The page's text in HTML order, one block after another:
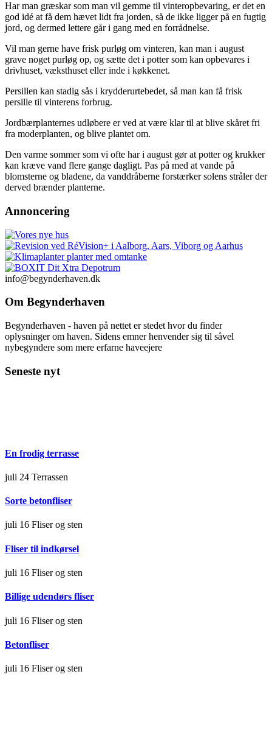
Har man græskar som man vil gemme til vinteropbevaring, er det en
god idé at få dem hævet lidt fra jorden, så de ikke ligger på en fugtig
jord, og dermed lettere går i gang med en forrådnelse.
Vil man gerne have frisk purløg om vinteren, kan man i august
grave noget purløg op, og sætte det i potter som kan opbevares i
drivhuset, væksthuset eller inde i køkkenet.
Persillen kan stadig sås i krydderurtebedet, så man kan få frisk
persille til vinterens forbrug.
Jordbærplanternes udløbere er ved at være klar til at blive skåret fri
fra moderplanten, og blive plantet om.
Den varme sommer som vi ofte har i august gør at potter og krukker
kan kræve vand flere gange dagligt. Pas på med at vande på
blomsterne og bladene, da vanddråberne forstærker solens stråler der
derved brænder planterne.
Annoncering
info@begynderhaven.dk
Om Begynderhaven
Begynderhaven - haven på nettet er stedet hvor du finder
oplysninger om haven. Sidens emner henvender sig til såvel
nybegyndere som mere erfarne haveejere
Seneste nyt
En frodig terrasse
juli 24 Terrassen
Sorte betonfliser
juli 16 Fliser og sten
Fliser til indkørsel
juli 16 Fliser og sten
Billige udendørs fliser
juli 16 Fliser og sten
Betonfliser
juli 16 Fliser og sten